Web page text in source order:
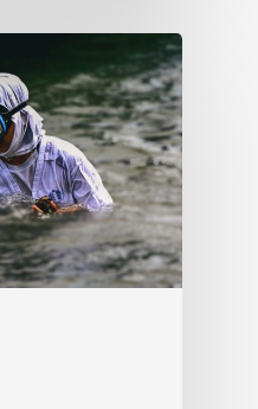
ประเทศญี่ปุ่น
เที่ยวญี่ปุ่นด้ว
เอง
รถบัส
เดินทาง
ทัวร์
ที่พัก